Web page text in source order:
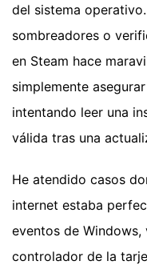
del sistema
sombreadores o
en Steam hace
simplemente
intentando leer una
válida tras una
He atendido casos
internet estaba
eventos de
controlador de la